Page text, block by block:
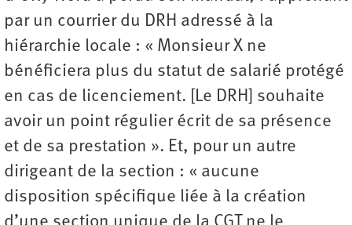
par un courrier du DRH adressé à la
hiérarchie locale : « Monsieur X ne
bénéficiera plus du statut de salarié protégé
en cas de licenciement. [Le DRH] souhaite
avoir un point régulier écrit de sa présence
et de sa prestation ». Et, pour un autre
dirigeant de la section : « aucune
disposition spécifique liée à la création